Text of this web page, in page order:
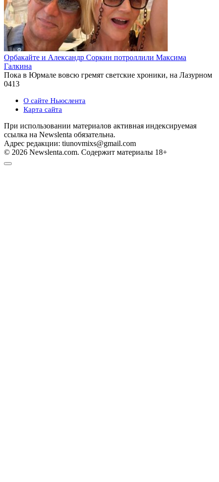
Орбакайте и Александр Соркин потроллили Максима
Галкина
Пока в Юрмале вовсю гремят светские хроники, на Лазурном
0413
О сайте Ньюслента
Карта сайта
При использовании материалов активная индексируемая
ссылка на Newslenta обязательна.
Адрес редакции: tiunovmixs@gmail.com
© 2026 Newslenta.com. Содержит материалы 18+